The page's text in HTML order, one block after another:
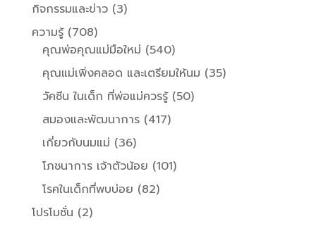
กิจกรรมและข่าว(3)
ความรู้(708)
คุณพ่อคุณแม่มือใหม่ (540)
คุณแม่เพิ่งคลอด และเตรียมให้นม (35)
วัคซีน ในเด็ก ที่พ่อแม่ควรรู้(50)
สมองและพัฒนาการ(417)
เกี่ยวกับนมแม่ (36)
โภชนาการ เจ้าตัวน้อย (101)
โรคในเด็กที่พบบ่อย (82)
โปรโมชั่น (2)